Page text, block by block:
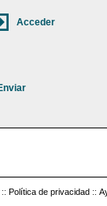
:: Política de privacidad ::